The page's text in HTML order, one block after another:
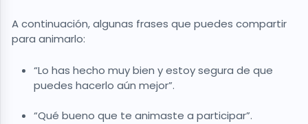
A continuación, algunas frases que puedes compartir
para animarlo:
“Lo has hecho muy bien y estoy segura de que
puedes hacerlo aún mejor”.
“Qué bueno que te animaste a participar”.